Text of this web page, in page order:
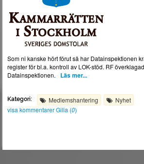
Som ni kanske hört förut så har Datainspektionen
register för bl.a. kontroll av LOK-stöd. RF
Datainspektionen.
Läs mer...
Kategori: Medlemshantering
Nyhet
visa kommentarerGilla (0)